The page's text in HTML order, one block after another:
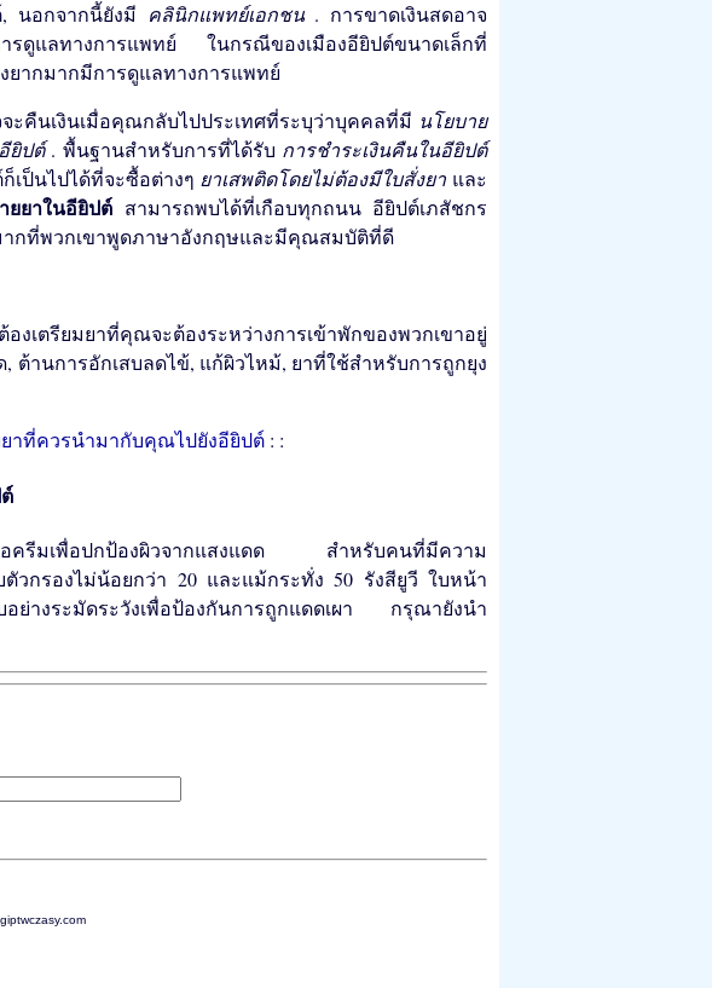
, นอกจากนี้ยังมี คลินิกแพทย์เอกชน . การขาดเงินสดอาจ
ารดูแลทางการแพทย์ ในกรณีของเมืองอียิปต์ขนาดเล็กที่
ยากมากมีการดูแลทางการแพทย์
ะคืนเงินเมื่อคุณกลับไปประเทศที่ระบุว่าบุคคลที่มี นโยบาย
ยิปต์. พื้นฐานสำหรับการที่ได้รับ การชำระเงินคืนในอียิปต์
ป็นไปได้ที่จะซื้อต่างๆ ยาเสพติดโดยไม่ต้องมีใบสั่งยา และ
ยยาในอียิปต์ สามารถพบได้ที่เกือบทุกถนน อียิปต์เภสัชกร
ากที่พวกเขาพูดภาษาอังกฤษและมีคุณสมบัติที่ดี
งเตรียมยาที่คุณจะต้องระหว่างการเข้าพักของพวกเขาอยู่
ต้านการอักเสบลดไข้, แก้ผิวไหม้, ยาที่ใช้สำหรับการถูกยุง
ยาที่ควรนำมากับคุณไปยังอียิปต์ : :
อครีมเพื่อปกป้องผิวจากแสงแดด สำหรับคนที่มีความ
วกรองไม่น้อยกว่า 20 และแม้กระทั่ง 50 รังสียูวี ใบหน้า
อย่างระมัดระวังเพื่อป้องกันการถูกแดดเผา กรุณายังนำ